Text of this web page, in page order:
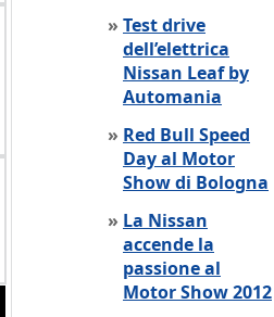
» Test drive
dell’elettrica
Nissan Leaf by
Automania
» Red Bull Speed
Day al Motor
Show di Bologna
» La Nissan
accende la
passione al
Motor Show 2012